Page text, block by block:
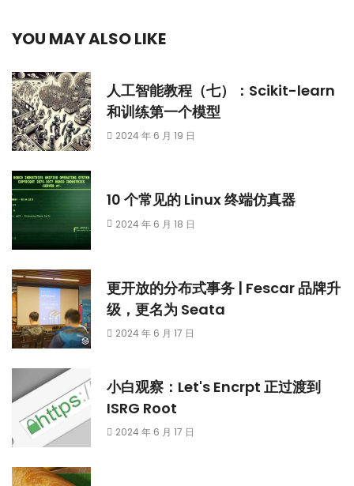
YOU MAY ALSO LIKE
人工智能教程（七）：Scikit-learn
和训练第一个模型
2024 年 6 月 19 日
10 个常见的 Linux 终端仿真器
2024 年 6 月 18 日
更开放的分布式事务 | Fescar 品牌升
级，更名为 Seata
2024 年 6 月 17 日
小白观察：Let's Encrpt 正过渡到
ISRG Root
2024 年 6 月 17 日